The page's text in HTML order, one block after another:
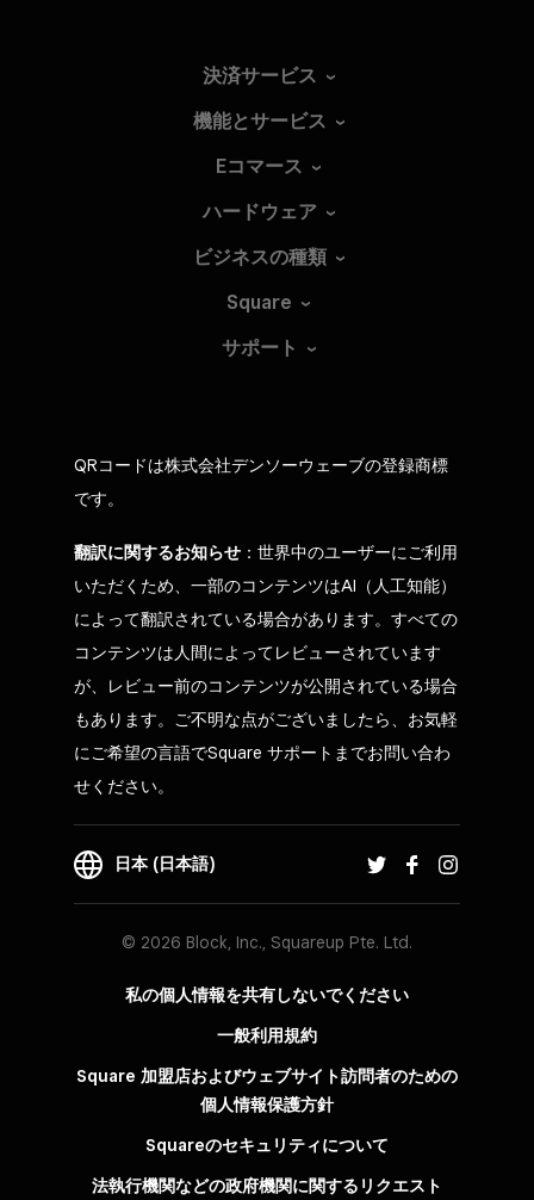
決済サービス
機能とサービス
Eコマース
ハードウェア
ビジネスの種類
Square
サポート
QRコードは株式会社デンソーウェーブの登録商標
です。
翻訳に関するお知らせ ：世界中のユーザーにご利用
いただくため、一部のコンテンツはAI（人工知能）
によって翻訳されている場合があります。すべての
コンテンツは人間によってレビューされています
が、レビュー前のコンテンツが公開されている場合
もあります。ご不明な点がございましたら、お気軽
にご希望の言語でSquare サポートまでお問い合わ
せください。
日本 (日本語)
© 2026 Block, Inc., Squareup Pte. Ltd.
私の個人情報を共有しないでください
一般利用規約
Square 加盟店およびウェブサイト訪問者の​ための​
個人情報保護方針​
Squareのセキュリティについて
法執行機関などの政府機関に関するリクエスト